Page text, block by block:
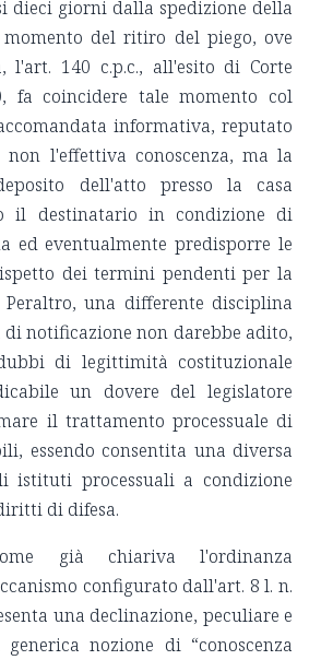
dieci giorni dalla spedizione della
del ritiro del piego, ove
l'art. 140 c.p.c., all'esito di Corte
fa coincidere tale momento col
informativa, reputato
l'effettiva conoscenza, ma la
dell'atto presso la casa
il destinatario in condizione di
ed eventualmente predisporre le
dei termini pendenti per la
Peraltro, una differente disciplina
notificazione non darebbe adito,
di legittimità costituzionale
un dovere del legislatore
il trattamento processuale di
essendo consentita una diversa
istituti processuali a condizione
di difesa.
già chiariva l'ordinanza
configurato dall'art. 8 l. n.
una declinazione, peculiare e
nozione di “conoscenza